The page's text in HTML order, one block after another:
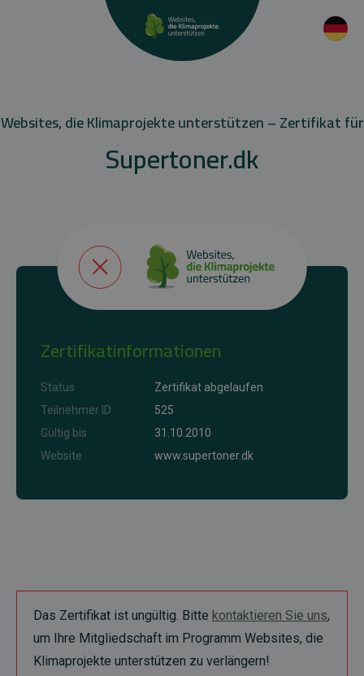
Websites, die Klimaprojekte unterstützen – Zertifikat für
Supertoner.dk
Zertifikatinformationen
Status
Zertifikat abgelaufen
Teilnehmer ID
525
Gültig bis
31.10.2010
Website
www.supertoner.dk
Das Zertifikat ist ungültig. Bitte kontaktieren Sie uns,
um Ihre Mitgliedschaft im Programm Websites, die
Klimaprojekte unterstützen zu verlängern!